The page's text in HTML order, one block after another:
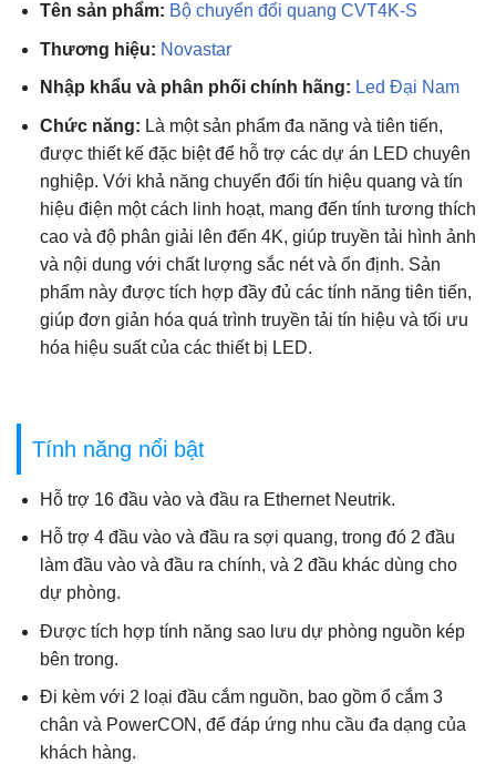
Tên sản phẩm: Bộ chuyển đổi quang CVT4K-S
Thương hiệu: Novastar
Nhập khẩu và phân phối chính hãng: Led Đại Nam
Chức năng: Là một sản phẩm đa năng và tiên tiến,
được thiết kế đặc biệt để hỗ trợ các dự án LED chuyên
nghiệp. Với khả năng chuyển đổi tín hiệu quang và tín
hiệu điện một cách linh hoạt, mang đến tính tương thích
cao và độ phân giải lên đến 4K, giúp truyền tải hình ảnh
và nội dung với chất lượng sắc nét và ổn định. Sản
phẩm này được tích hợp đầy đủ các tính năng tiên tiến,
giúp đơn giản hóa quá trình truyền tải tín hiệu và tối ưu
hóa hiệu suất của các thiết bị LED.
Tính năng nổi bật
Hỗ trợ 16 đầu vào và đầu ra Ethernet Neutrik.
Hỗ trợ 4 đầu vào và đầu ra sợi quang, trong đó 2 đầu
làm đầu vào và đầu ra chính, và 2 đầu khác dùng cho
dự phòng.
Được tích hợp tính năng sao lưu dự phòng nguồn kép
bên trong.
Đi kèm với 2 loại đầu cắm nguồn, bao gồm ổ cắm 3
chân và PowerCON, để đáp ứng nhu cầu đa dạng của
khách hàng.